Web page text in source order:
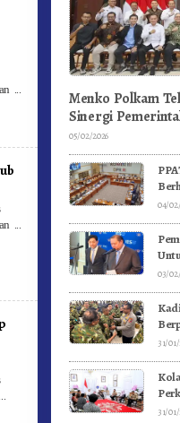
Menko Polkam
Sinergi
Jaga Stabilitas
05/02/2026
04/
03/
31/
31/